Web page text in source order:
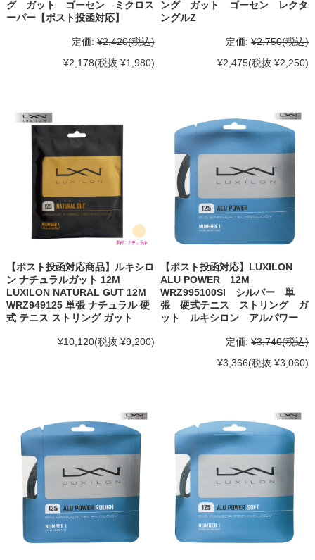
グ ガット ゴーセン ミクロス
ーパー【ポスト投函対応】
定価: ¥2,420(税込)
¥2,178(税抜 ¥1,980)
ング ガット ゴーセン レクタ
ングルZ
定価: ¥2,750(税込)
¥2,475(税抜 ¥2,250)
【ポスト投函対応商品】ルキシロ
ン ナチュラルガット 12M
LUXILON NATURAL GUT 12M
WRZ949125 単張 ナチュラル 硬
式 テニス ストリング ガット
¥10,120(税抜 ¥9,200)
【ポスト投函対応】LUXILON
ALU POWER 12M
WRZ995100SI シルバー 単
張 硬式テニス ストリング ガ
ット ルキシロン アルパワー
定価: ¥3,740(税込)
¥3,366(税抜 ¥3,060)